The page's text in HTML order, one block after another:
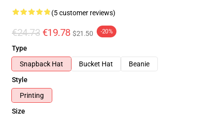
(5 customer reviews)
€24.73 €19.78 $21.50 -20%
Type
Snapback Hat
Bucket Hat
Beanie
Style
Printing
Size